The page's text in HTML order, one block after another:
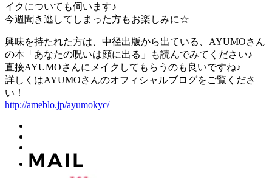
イクについても伺います♪
今週聞き逃してしまった方もお楽しみに☆
興味を持たれた方は、中径出版から出ている、AYUMOさん
の本「あなたの呪いは顔に出る」も読んでみてください♪
直接AYUMOさんにメイクしてもらうのも良いですね♪
詳しくはAYUMOさんのオフィシャルブログをご覧くださ
い！
http://ameblo.jp/ayumokyc/